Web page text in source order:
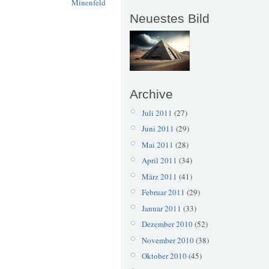
Neuestes Bild
Archive
Juli 2011 (27)
Juni 2011 (29)
Mai 2011 (28)
April 2011 (34)
März 2011 (41)
Februar 2011 (29)
Januar 2011 (33)
Dezember 2010(52)
November 2010(38)
Oktober 2010(45)